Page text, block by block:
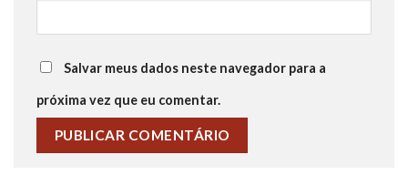
Salvar meus dados neste navegador para a
próxima vez que eu comentar.